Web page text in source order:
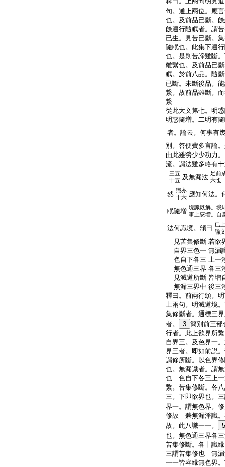
句。通上兩位。應
也。及前品已斷。
餘遍行隨眠者。謂
已生。見苦已斷。
隨眠也。此集下遍
也。是則苦諦雖斷
離繋也。及前品已
眠。於前八品。隨
已斷。未斷後品。
繋。故前品雖斷。
繋
從此大文第七。明
明惑隨増。二明有
者。論云。何事有
別。答便費多言論
由此雖勞少少功力
流。謂法雖多略有
三五
十五 及無漏法 足前
六也
然 識亦
十六 應知何法。
眠隨増 境識既解。境
事上惑増。自
法何識境。頌曰 已
論
見苦集修斷 若欲
自界三色一 無漏
色自下各三 上一
無色通三界 各三
見滅道所斷 皆増
無漏三界中 後三
釋曰。前兩行頌。
上兩句。明滅道境
集修斷者。通標三
者。
3 簡別前三部
行者。此上欲界所
自界三。及色界一
界三者。即如前説
謂修所斷。以色界
也。無漏識者。謂
也 色自下各三上一
繋。苦集修斷。各
三。下即欲界也。
界一。謂無色界。
修故 兼無漏淨識。
故。此八識一一。
5
也。無色通三界各
苦集修斷。各十識
三謂苦集修也 無漏
一一皆容縁無色界